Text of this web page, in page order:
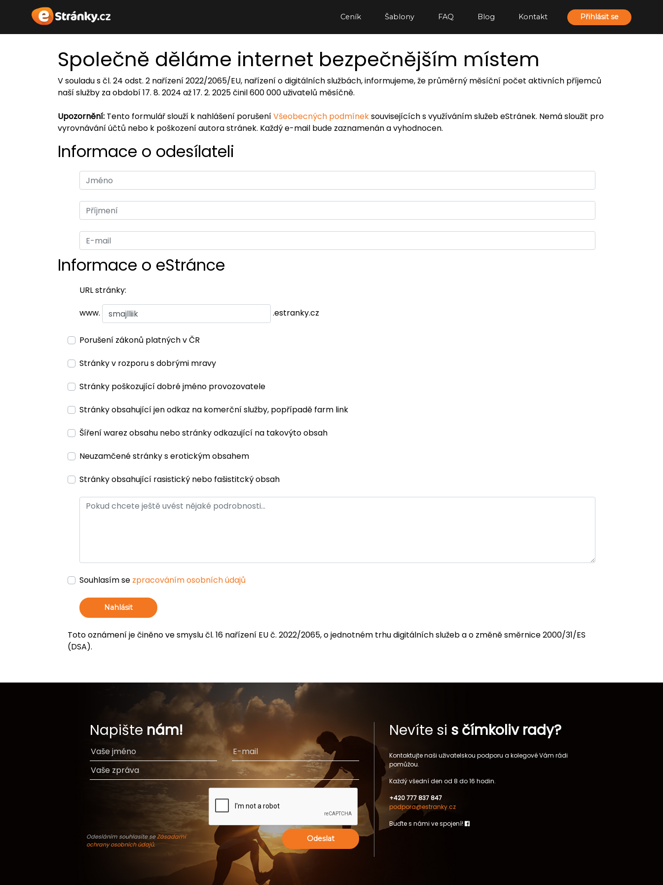
Ceník Šablony FAQ Blog Kontakt Přihlásit se
Společně děláme internet bezpečnějším místem
V souladu s čl. 24 odst. 2 nařízení 2022/2065/EU, nařízení o digitálních službách, informujeme, že průměrný měsíční počet aktivních příjemců
naší služby za období 17. 8. 2024 až 17. 2. 2025 činil 600 000 uživatelů měsíčně.
Upozornění: Tento formulář slouží k nahlášení porušeníVšeobecných podmíneksouvisejících s využíváním služeb eStránek. Nemá sloužit pro
vyrovnávání účtů nebo k poškození autora stránek. Každý e-mail bude zaznamenán a vyhodnocen.
Informace o odesílateli
Informace o eStránce
URL stránky:
www. .estranky.cz
Porušení zákonů platných v ČR
Stránky v rozporu s dobrými mravy
Stránky poškozující dobré jméno provozovatele
Stránky obsahující jen odkaz na komerční služby, popřípadě farm link
Šíření warez obsahu nebo stránky odkazující na takovýto obsah
Neuzamčené stránky s erotickým obsahem
Stránky obsahující rasistický nebo fašistitcký obsah
Souhlasím se zpracováním osobních údajů
Nahlásit
Toto oznámení je činěno ve smyslu čl. 16 nařízení EU č. 2022/2065, o jednotném trhu digitálních služeb a o změně směrnice 2000/31/ES
(DSA).
Napište nám!
Odesláním souhlasíte seZásadami
ochrany osobních údajů.
Odeslat
Nevíte si s čímkoliv rady?
Kontaktujte naši uživatelskou podporu a kolegové Vám rádi
pomůžou.
Každý všední den od 8 do 16 hodin.
+420 777 837 847
podpora@estranky.cz
Buďte s námi ve spojení!